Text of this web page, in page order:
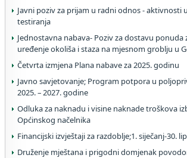
Javni poziv za prijam u radni odnos - aktivnosti
testiranja
Jednostavna nabava- Poziv za dostavu
uređenje okoliša i staza na mjesnom groblju u
Četvrta izmjena Plana nabave za 2025. godinu
Javno savjetovanje; Program potpora u
2025. – 2027. godine
Odluka za naknadu i visine naknade troškova
Općinskog načelnika
Financijski izvještaji za razdoblje;1. siječanj-30.
Druženje mještana i prigodni domjenak